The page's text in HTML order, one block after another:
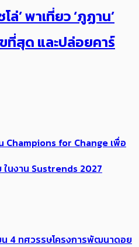
’ ​​พาเที่ยว ‘ภูฏาน’
ที่สุด​​ และปล่อยคาร์​
Champions for Change เพื่อ
นงาน Sustrends 2027
4 ทศวรรษโครงการพัฒนาดอย